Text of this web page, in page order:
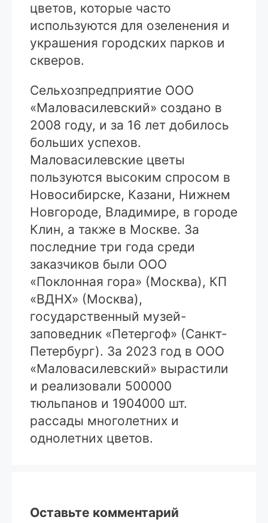
цветов, которые часто
используются для озеленения и
украшения городских парков и
скверов.
Сельхозпредприятие ООО
«Маловасилевский» создано в
2008 году, и за 16 лет добилось
больших успехов.
Маловасилевские цветы
пользуются высоким спросом в
Новосибирске, Казани, Нижнем
Новгороде, Владимире, в городе
Клин, а также в Москве. За
последние три года среди
заказчиков были ООО
«Поклонная гора» (Москва), КП
«ВДНХ» (Москва),
государственный музей-
заповедник «Петергоф» (Санкт-
Петербург). За 2023 год в ООО
«Маловасилевский» вырастили
и реализовали 500000
тюльпанов и 1904000 шт.
рассады многолетних и
однолетних цветов.
Оставьте комментарий